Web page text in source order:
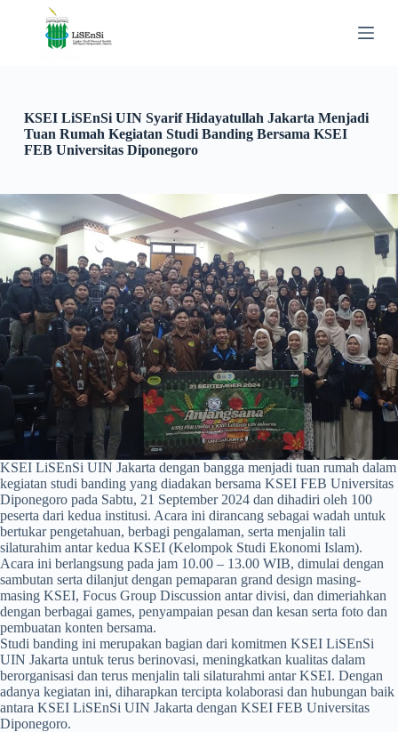
o
n
n
t
KSEI LiSEnSi UIN Syarif Hidayatullah Jakarta Menjadi
Tuan Rumah Kegiatan Studi Banding Bersama KSEI
FEB Universitas Diponegoro
KSEI LiSEnSi UIN Jakarta dengan bangga menjadi tuan rumah dalam
kegiatan studi banding yang diadakan bersama KSEI FEB Universitas
Diponegoro pada Sabtu, 21 September 2024 dan dihadiri oleh 100
peserta dari kedua institusi. Acara ini dirancang sebagai wadah untuk
bertukar pengetahuan, berbagi pengalaman, serta menjalin tali
silaturahim antar kedua KSEI (Kelompok Studi Ekonomi Islam).
Acara ini berlangsung pada jam 10.00 – 13.00 WIB, dimulai dengan
sambutan serta dilanjut dengan pemaparan grand design masing-
masing KSEI, Focus Group Discussion antar divisi, dan dimeriahkan
dengan berbagai games, penyampaian pesan dan kesan serta foto dan
pembuatan konten bersama.
Studi banding ini merupakan bagian dari komitmen KSEI LiSEnSi
UIN Jakarta untuk terus berinovasi, meningkatkan kualitas dalam
berorganisasi dan terus menjalin tali silaturahmi antar KSEI. Dengan
adanya kegiatan ini, diharapkan tercipta kolaborasi dan hubungan baik
antara KSEI LiSEnSi UIN Jakarta dengan KSEI FEB Universitas
Diponegoro.